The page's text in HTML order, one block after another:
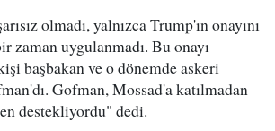
olmadı, yalnızca Trump'ın onayını
zaman uygulanmadı. Bu onayı
başbakan ve o dönemde askeri
Gofman, Mossad'a katılmadan
destekliyordu" dedi.